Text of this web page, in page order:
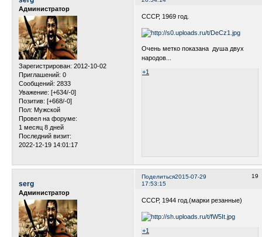
Администратор
Зарегистрирован: 2012-10-02
Приглашений: 0
Сообщений: 2833
Уважение: [+634/-0]
Позитив: [+668/-0]
Пол: Мужской
Провел на форуме:
1 месяц 8 дней
Последний визит:
2022-12-19 14:01:17
СССР, 1969 год.
Очень метко показана душа двух
народов...
+1
Поделиться 19
2015-07-29
17:53:15
serg
Администратор
СССР, 1944 год.(марки резанные)
+1